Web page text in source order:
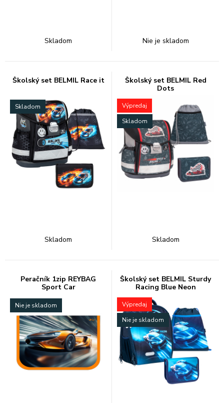
Skladom Nie je skladom
Školský set BELMIL Race it
Skladom
Skladom
Školský set BELMIL Red
Dots
Výpredaj
Skladom
Skladom
Peračník 1zip REYBAG
Sport Car
Nie je skladom
Školský set BELMIL Sturdy
Racing Blue Neon
Výpredaj
Nie je skladom